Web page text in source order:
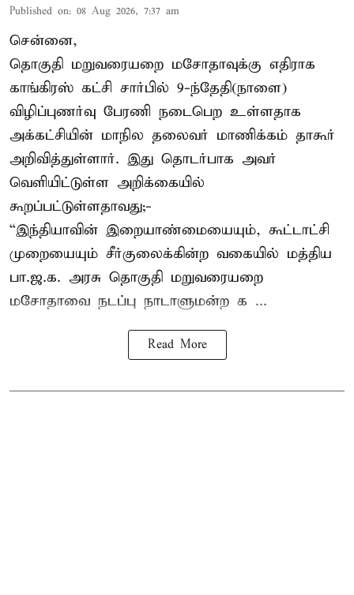
Published on: 08 Aug 2026, 7:37 am
சென்னை,
தொகுதி மறுவரையறை மசோதாவுக்கு எதிராக
காங்கிரஸ் கட்சி சார்பில் 9-ந்தேதி(நாளை)
விழிப்புணர்வு பேரணி நடைபெற உள்ளதாக
அக்கட்சியின் மாநில தலைவர் மாணிக்கம் தாகூர்
அறிவித்துள்ளார். இது தொடர்பாக அவர்
வெளியிட்டுள்ள அறிக்கையில்
கூறப்பட்டுள்ளதாவது;-
“இந்தியாவின் இறையாண்மையையும், கூட்டாட்சி
முறையையும் சீர்குலைக்கின்ற வகையில் மத்திய
பா.ஜ.க. அரசு தொகுதி மறுவரையறை
மசோதாவை நடப்பு நாடாளுமன்ற க ...
Read More